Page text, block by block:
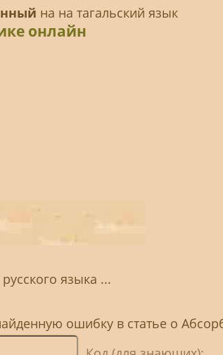
на на тагальский язык
онлайн
языка ...
ошибку в статье о